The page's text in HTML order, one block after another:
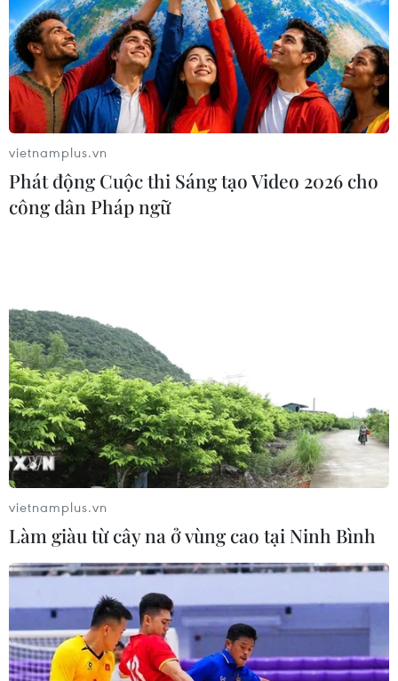
Thổ Nhĩ Kỳ đề xuất cuộc gặp thượng đỉnh
ba bên Nga-Ukraine-Mỹ
30/05/2025 13:15
Thổ Nhĩ Kỳ hy vọng có thể kết thúc vòng đàm phán trực
tiếp thứ nhất và thứ 2 giữa Nga-Ukraine bằng cuộc gặp
Trump và Tổng thống Ukraine Zelensky.
vietnamplus.vn
Phát động Cuộc thi Sáng tạo Video 2026 cho
công dân Pháp ngữ
vietnamplus.vn
Làm giàu từ cây na ở vùng cao tại Ninh Bình